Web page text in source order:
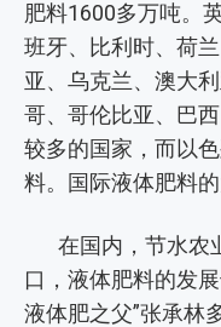
肥料1600多万吨。
班牙、比利时、荷
亚、乌克兰、澳大
哥、哥伦比亚、巴
较多的国家，而以
料。国际液体肥料
在国内，节水农
口，液体肥料的发
液体肥之父”张承林